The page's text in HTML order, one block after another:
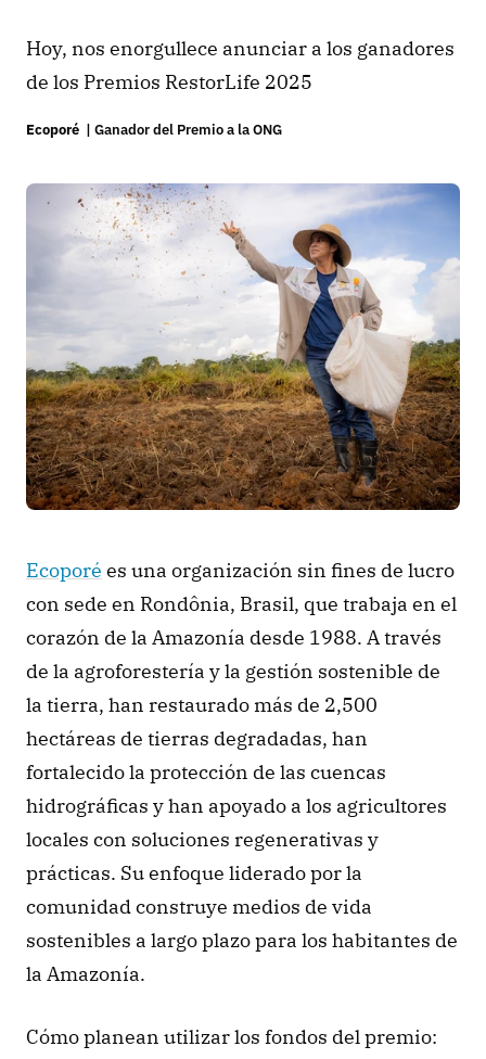
Hoy, nos enorgullece anunciar a los ganadores
de los Premios RestorLife 2025
Ecoporé | Ganador del Premio a la ONG
Ecoporé es una organización sin fines de lucro
con sede en Rondônia, Brasil, que trabaja en el
corazón de la Amazonía desde 1988. A través
de la agroforestería y la gestión sostenible de
la tierra, han restaurado más de 2,500
hectáreas de tierras degradadas, han
fortalecido la protección de las cuencas
hidrográficas y han apoyado a los agricultores
locales con soluciones regenerativas y
prácticas. Su enfoque liderado por la
comunidad construye medios de vida
sostenibles a largo plazo para los habitantes de
la Amazonía.
Cómo planean utilizar los fondos del premio: